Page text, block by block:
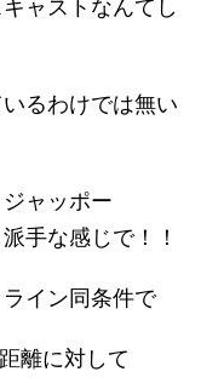
ャストなんてし
るわけでは無い
ャッポー
手な感じで！！
イン同条件で
離に対して